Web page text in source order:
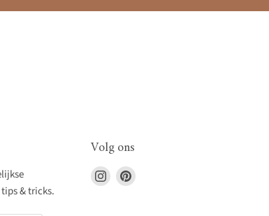
& tricks.
Volg ons
Vind
ons
Vind